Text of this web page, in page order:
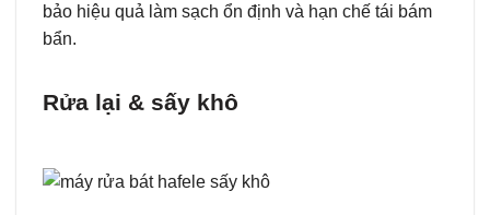
bảo hiệu quả làm sạch ổn định và hạn chế tái bám
bẩn.
Rửa lại & sấy khô